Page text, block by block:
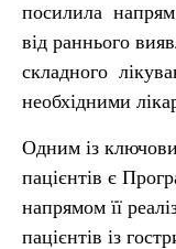
посилила
від раннього
складного
необхідними
Одним із
пацієнтів є
напрямом її
пацієнтів із